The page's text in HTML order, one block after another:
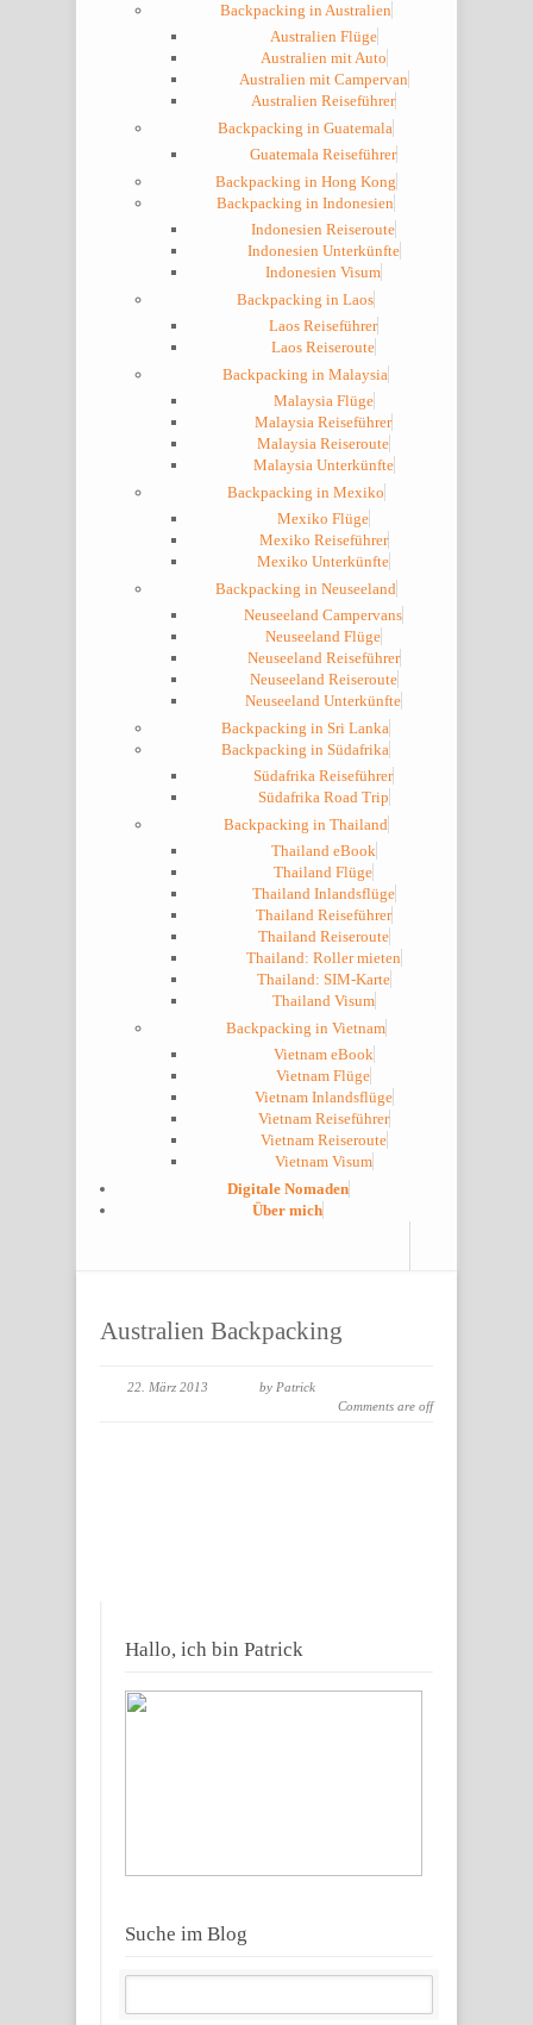
Backpacking in Australien
Australien Flüge
Australien mit Auto
Australien mit Campervan
Australien Reiseführer
Backpacking in Guatemala
Guatemala Reiseführer
Backpacking in Hong Kong
Backpacking in Indonesien
Indonesien Reiseroute
Indonesien Unterkünfte
Indonesien Visum
Backpacking in Laos
Laos Reiseführer
Laos Reiseroute
Backpacking in Malaysia
Malaysia Flüge
Malaysia Reiseführer
Malaysia Reiseroute
Malaysia Unterkünfte
Backpacking in Mexiko
Mexiko Flüge
Mexiko Reiseführer
Mexiko Unterkünfte
Backpacking in Neuseeland
Neuseeland Campervans
Neuseeland Flüge
Neuseeland Reiseführer
Neuseeland Reiseroute
Neuseeland Unterkünfte
Backpacking in Sri Lanka
Backpacking in Südafrika
Südafrika Reiseführer
Südafrika Road Trip
Backpacking in Thailand
Thailand eBook
Thailand Flüge
Thailand Inlandsflüge
Thailand Reiseführer
Thailand Reiseroute
Thailand: Roller mieten
Thailand: SIM-Karte
Thailand Visum
Backpacking in Vietnam
Vietnam eBook
Vietnam Flüge
Vietnam Inlandsflüge
Vietnam Reiseführer
Vietnam Reiseroute
Vietnam Visum
Digitale Nomaden
Über mich
Australien Backpacking
22. März 2013
by Patrick
Comments are off
Hallo, ich bin Patrick
Suche im Blog